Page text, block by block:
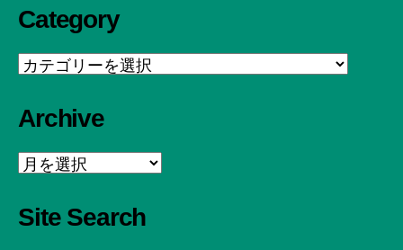
Category
Category
Archive
Archive
Site Search